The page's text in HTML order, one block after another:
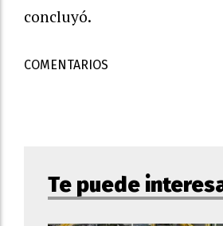
concluyó.
COMENTARIOS
Te puede